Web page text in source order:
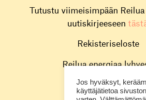
Reilua energiaa
Toimitus
Tutustu viimeisimpään
uutiskirjeeseen
Rekisteriseloste
Jos hyväksyt,
käyttäjätietoa